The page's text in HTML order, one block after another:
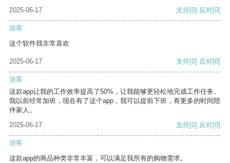
2025-06-17
支持[0] 反对[0]
游客
这个软件我非常喜欢
2025-06-17 支持[0] 反对[0]
游客
这款app让我的工作效率提高了50%，让我能够更轻松地完成工作任务。
我以前经常加班，现在有了这个app，我可以提前下班，有更多的时间陪
伴家人。
2025-06-17
支持[0] 反对[0]
游客
这款app的商品种类非常丰富，可以满足我所有的购物需求。